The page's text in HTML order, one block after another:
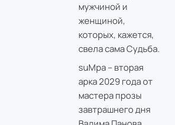
мужчиной и
женщиной,
которых, кажется,
свела сама Судьба.
suMpa – вторая
арка 2029 года от
мастера прозы
завтрашнего дня